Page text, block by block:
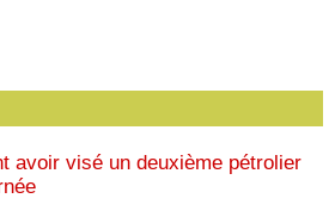
avoir visé un deuxième pétrolier